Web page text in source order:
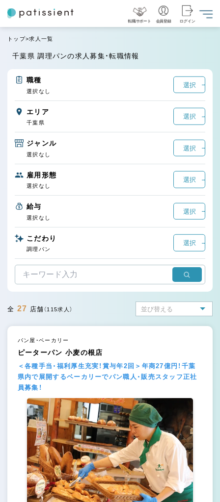
転職サポート 会員登録 ログイン
トップ 求人一覧
千葉県 調理パンの求人募集・転職情報
職種
選択
選択なし
エリア
選択
千葉県
ジャンル
選択
選択なし
雇用形態
選択
選択なし
給与
選択
選択なし
こだわり
選択
調理パン
全 27 店舗 （115求人）
パン屋・ベーカリー
ピーターパン 小麦の根店
＜各種手当・福利厚生充実！賞与年2回＞年商27億円！千葉
県内で展開するベーカリーでパン職人・販売スタッフ正社
員募集！